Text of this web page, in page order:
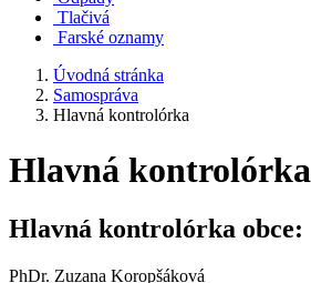
Tlačivá
Farské oznamy
Úvodná stránka
Samospráva
Hlavná kontrolórka
Hlavná kontrolórka
Hlavná kontrolórka obce:
PhDr. Zuzana Koropšáková